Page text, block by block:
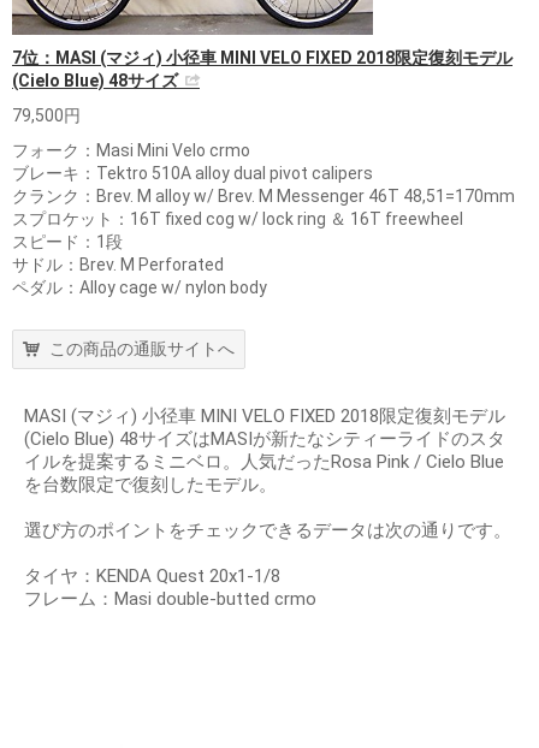
7位：MASI (マジィ) 小径車 MINI VELO FIXED 2018限定復刻モデル
(Cielo Blue) 48サイズ
79,500円
フォーク：Masi Mini Velo crmo
ブレーキ：Tektro 510A alloy dual pivot calipers
クランク：Brev. M alloy w/ Brev. M Messenger 46T 48,51=170mm
スプロケット：16T fixed cog w/ lock ring ＆ 16T freewheel
スピード：1段
サドル：Brev. M Perforated
ペダル：Alloy cage w/ nylon body
この商品の通販サイトへ
MASI (マジィ) 小径車 MINI VELO FIXED 2018限定復刻モデル
(Cielo Blue) 48サイズはMASIが新たなシティーライドのスタ
イルを提案するミニベロ。人気だったRosa Pink / Cielo Blue
を台数限定で復刻したモデル。
選び方のポイントをチェックできるデータは次の通りです。
タイヤ：KENDA Quest 20x1-1/8
フレーム：Masi double-butted crmo